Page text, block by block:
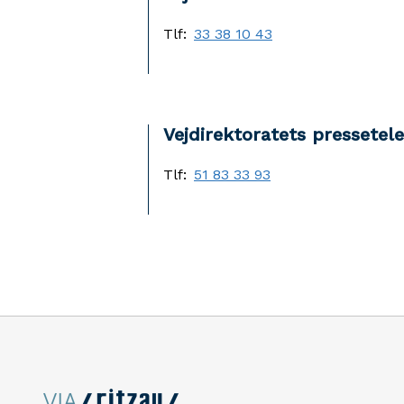
Tlf: 33 38 10 43
Vejdirektoratets
Tlf: 51 83 33 93